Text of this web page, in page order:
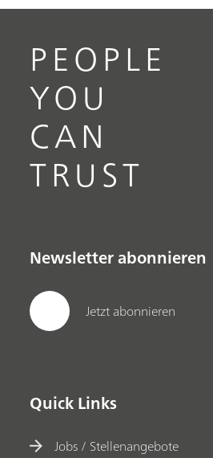
PEOPLE
YOU
CAN
TRUST
Newsletter abonnieren
Jetzt abonnieren
Quick Links
Jobs / Stellenangebote